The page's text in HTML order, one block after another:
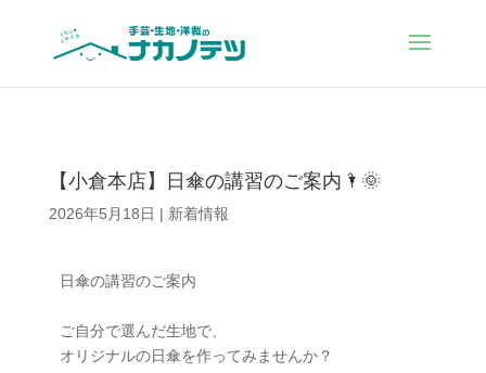
【小倉本店】日傘の講習のご案内🌂🌞
2026年5月18日 | 新着情報
日傘の講習のご案内
ご自分で選んだ生地で、
オリジナルの日傘を作ってみませんか？